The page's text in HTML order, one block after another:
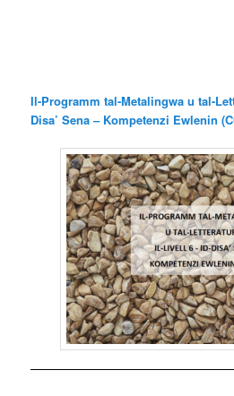
Il-Programm tal-Metalingwa u tal-
Disa’ Sena – Kompetenzi Ewlenin